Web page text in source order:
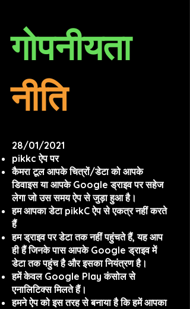
गोपनीयता
नीति
28/01/2021
pikkc ऐप पर
कैमरा टूल आपके चित्रों/डेटा को आपके
डिवाइस या आपके Google ड्राइव पर सहेज
लेगा जो उस समय ऐप से जुड़ा हुआ है।
हम आपका डेटा pikkC ऐप से एकत्र नहीं करते
हैं
हम ड्राइव पर डेटा तक नहीं पहुंचते हैं, यह आप
ही हैं जिनके पास आपके Google ड्राइव में
डेटा तक पहुंच है और इसका नियंत्रण है।
हमें केवल Google Play कंसोल से
एनालिटिक्स मिलते हैं।
हमने ऐप को इस तरह से बनाया है कि हमें आपका